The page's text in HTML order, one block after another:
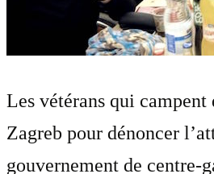
Les vétérans qui campent
Zagreb pour dénoncer
gouvernement de centre-